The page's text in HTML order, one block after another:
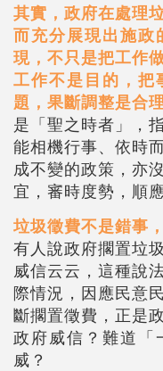
其實，政府在處理
而充分展現出施政
現，不只是把工作
工作不是目的，把
題，果斷調整是合
是「聖之時者」，
能相機行事、依時
成不變的政策，亦
宜，審時度勢，順
垃圾徵費不是錯事
有人說政府擱置垃
威信云云，這種說
際情況，因應民意
斷擱置徵費，正是
政府威信？難道「
威？